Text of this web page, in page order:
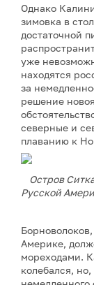
Однако
зимовка в
достаточной
уже
находятся
за
решение
северные и
плаванию к
Остров
Русской
Америке,
мореходами.
колебался,